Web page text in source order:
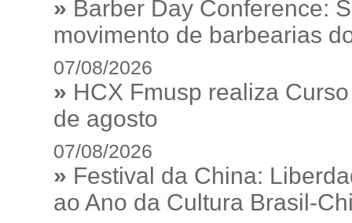
» Barber Day Conference:
movimento de barbearias
07/08/2026
» HCX Fmusp realiza
de agosto
07/08/2026
» Festival da China:
ao Ano da Cultura Brasil-